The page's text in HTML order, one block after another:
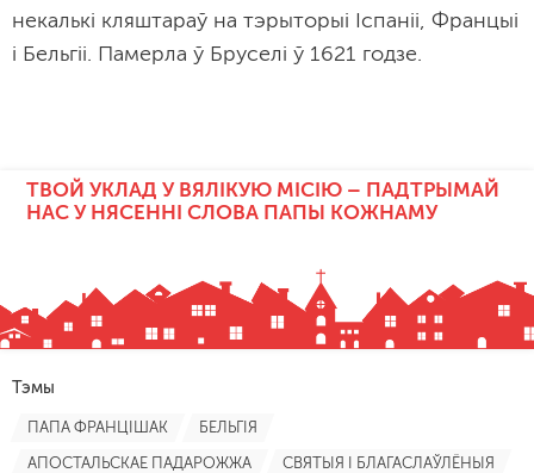
некалькі кляштараў на тэрыторыі Іспаніі, Францыі
і Бельгіі. Памерла ў Бруселі ў 1621 годзе.
ТВОЙ УКЛАД У ВЯЛІКУЮ МІСІЮ – ПАДТРЫМАЙ
НАС У НЯСЕННІ СЛОВА ПАПЫ КОЖНАМУ
Тэмы
ПАПА ФРАНЦІШАК БЕЛЬГІЯ
АПОСТАЛЬСКАЕ ПАДАРОЖЖА СВЯТЫЯ І БЛАГАСЛАЎЛЁНЫЯ